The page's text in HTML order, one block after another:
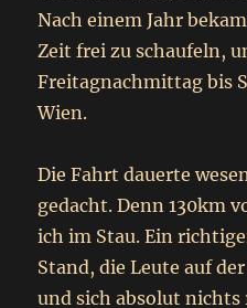
Nach einem Jahr
Zeit frei zu schaufeln,
Freitagnachmittag bis
Wien.
Die Fahrt dauerte
gedacht. Denn 130km
ich im Stau. Ein
Stand, die Leute auf
und sich absolut